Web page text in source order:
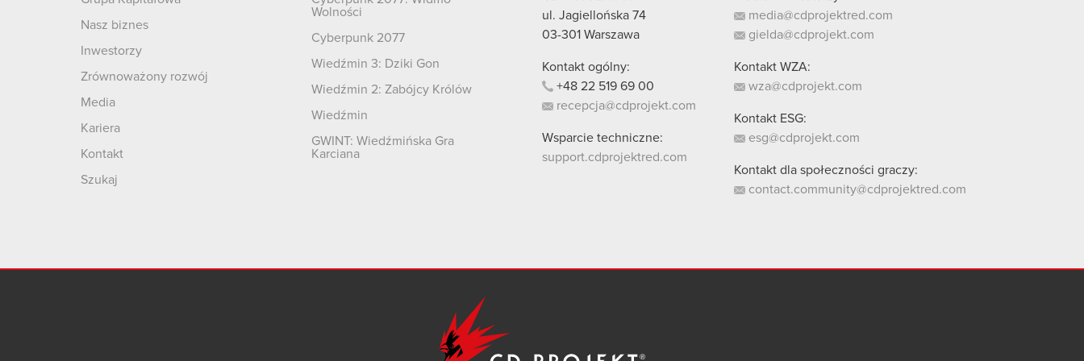
Nasz biznes
Inwestorzy
Zrównoważony rozwój
Media
Kariera
Kontakt
Szukaj
Wolności
Cyberpunk 2077
Wiedźmin 3: Dziki Gon
Wiedźmin 2: Zabójcy Królów
Wiedźmin
GWINT: Wiedźmińska Gra
Karciana
ul. Jagiellońska 74
03-301 Warszawa
Kontakt ogólny:
+48 22 519 69 00
recepcja@cdprojekt.com
Wsparcie techniczne:
support.cdprojektred.com
media@cdprojektred.com
gielda@cdprojekt.com
Kontakt WZA:
wza@cdprojekt.com
Kontakt ESG:
esg@cdprojekt.com
Kontakt dla społeczności graczy:
contact.community@cdprojektred.com